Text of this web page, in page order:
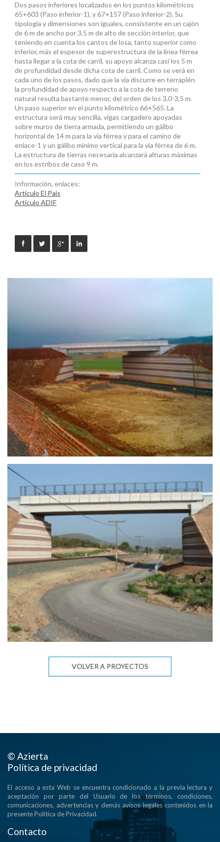
Dos pasos inferiores localizados en los puntos kilométricos
65+603 (Paso inferior-1), y 67+157 (Paso inferior-2). Su
tipología y dimensiones son iguales, consistente en un cajón
de 6 m de ancho por 3,5 m de alto de sección interior, que
teniendo en cuenta los cantos de losa, tanto superior como
inferior, más el espesor de superestructura de la línea férrea
hasta llegar a la cota de carril, su apoyo alcanza casi los 5 m
de profundidad desde dicha cota de carril. Como se verá en
cada uno de los pasos, dado que la vía discurre en terraplén
la profundidad de apoyo respecto a la cota de terreno
natural resulta bastante menor, del orden de los 3,0-3,5 m.
Un paso superior en el punto kilométrico 66+565. La
estructura será muy sencilla, vigas cargadero apoyadas
sobre muros de tierra armada, permitiendo un gálibo
horizontal de 14 m para la vía férrea y para el camino de
enlace-1 y un gálibo mínimo vertical para la vía férrea de 6 m.
La estructura de tierras necesaria alcanzará alturas máximas
en los estribos de caso 9 m.
Información, enlaces:
Artículo El País
Artículo ADIF
VOLVER A PROYECTOS
© Azierta
Política de privacidad
El acceso a esta Web se encuentra condicionado a la previa lectura y
aceptación por parte del Usuario de los términos, condiciones,
comunicaciones, advertencias y demás avisos legales contenidos en la
presente Política de Privacidad.
Contacto